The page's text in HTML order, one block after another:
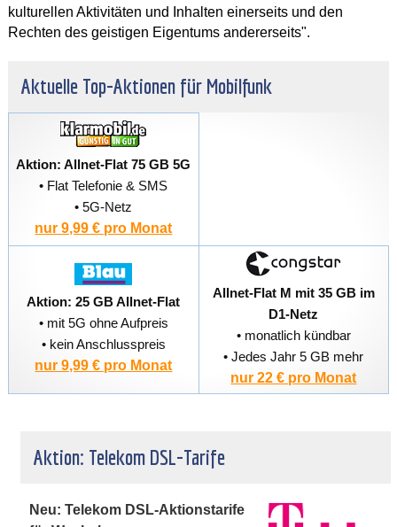
kulturellen Aktivitäten und Inhalten einerseits und den
Rechten des geistigen Eigentums andererseits".
Aktuelle Top-Aktionen für Mobilfunk
Aktion: Allnet-Flat 75 GB 5G
• Flat Telefonie & SMS
• 5G-Netz
nur 9,99 € pro Monat
Aktion: 25 GB Allnet-Flat
• mit 5G ohne Aufpreis
• kein Anschlusspreis
nur 9,99 € pro Monat
Allnet-Flat M mit 35 GB im
D1-Netz
• monatlich kündbar
• Jedes Jahr 5 GB mehr
nur 22 € pro Monat
Aktion: Telekom DSL-Tarife
Neu: Telekom DSL-Aktionstarife